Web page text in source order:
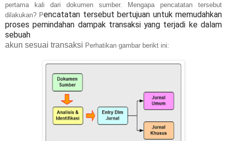
pertama kali dari dokumen sumber. Mengapa pencatatan tersebut
dilakukan? Pencatatan tersebut bertujuan untuk memudahkan
proses pemindahan dampak transaksi yang terjadi ke dalam
sebuah
akun sesuai transaksi Perhatikan gambar berikt ini: